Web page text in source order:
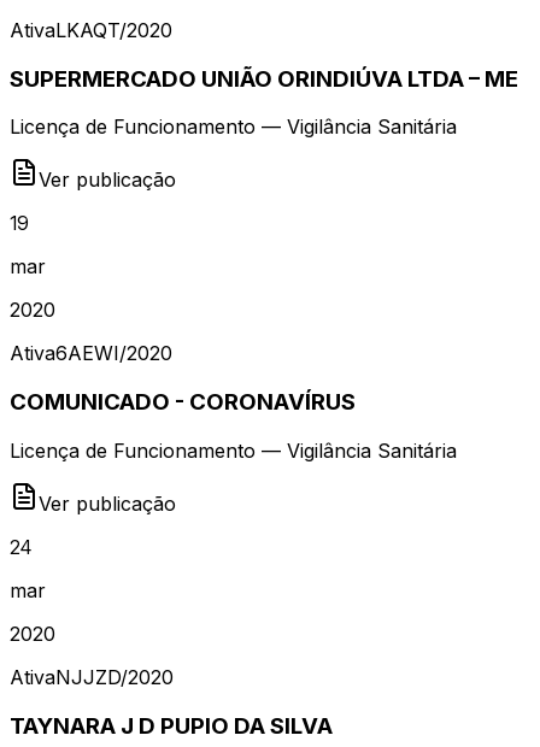
AtivaLKAQT/2020
SUPERMERCADO UNIÃO ORINDIÚVA LTDA – ME
Licença de Funcionamento — Vigilância Sanitária
Ver publicação
19
mar
2020
Ativa6AEWI/2020
COMUNICADO - CORONAVÍRUS
Licença de Funcionamento — Vigilância Sanitária
Ver publicação
24
mar
2020
AtivaNJJZD/2020
TAYNARA J D PUPIO DA SILVA